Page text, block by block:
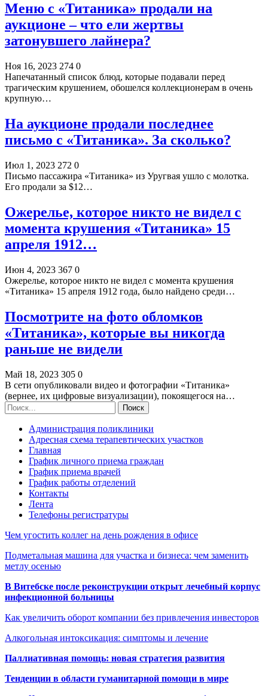
Меню с «Титаника» продали на
аукционе – что ели жертвы
затонувшего лайнера?
Ноя 16, 2023 274 0
Напечатанный список блюд, которые подавали перед
трагическим крушением, обошелся коллекционерам в очень
крупную…
На аукционе продали последнее
письмо с «Титаника». За сколько?
Июл 1, 2023 272 0
Письмо пассажира «Титаника» из Уругвая ушло с молотка.
Его продали за $12…
Ожерелье, которое никто не видел с
момента крушения «Титаника» 15
апреля 1912…
Июн 4, 2023 367 0
Ожерелье, которое никто не видел с момента крушения
«Титаника» 15 апреля 1912 года, было найдено среди…
Посмотрите на фото обломков
«Титаника», которые вы никогда
раньше не видели
Май 18, 2023 305 0
В сети опубликовали видео и фотографии «Титаника»
(вернее, их цифровые визуализации), покоящегося на…
Администрация поликлиники
Адресная схема терапевтических участков
Главная
График личного приема граждан
График приема врачей
График работы отделений
Контакты
Лента
Телефоны регистратуры
Чем угостить коллег на день рождения в офисе
Подметальная машина для участка и бизнеса: чем заменить
метлу осенью
В Витебске после реконструкции открыт лечебный корпус
инфекционной больницы
Как увеличить оборот компании без привлечения инвесторов
Алкогольная интоксикация: симптомы и лечение
Паллиативная помощь: новая стратегия развития
Тенденции в области гуманитарной помощи в мире